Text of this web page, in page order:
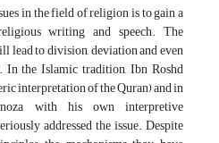
in the field of religion is to gain a
writing and speech. The
lead to division, deviation and even
the Islamic tradition, Ibn Roshd
interpretation of the Quran) and in
with his own interpretive
addressed the issue. Despite